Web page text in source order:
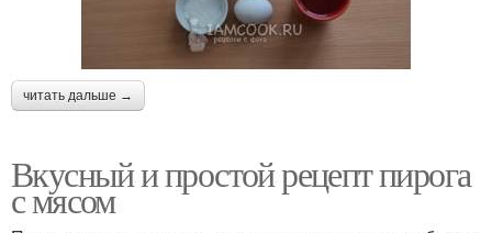
читать дальше →
Вкусный и простой рецепт пирога
с мясом